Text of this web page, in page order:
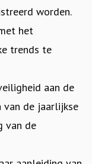
worden.
het
trends te
aan de
van de jaarlijkse
van de